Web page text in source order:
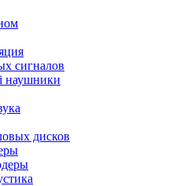
сигналов
наушники
дисков